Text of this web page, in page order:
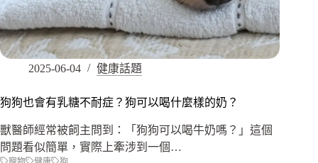
2025-06-04 健康話題
狗狗也會有乳糖不耐症？狗可以喝什麼樣的奶？
獸醫師經常被飼主問到：「狗狗可以喝牛奶嗎？」這個
問題看似簡單，實際上牽涉到一個…